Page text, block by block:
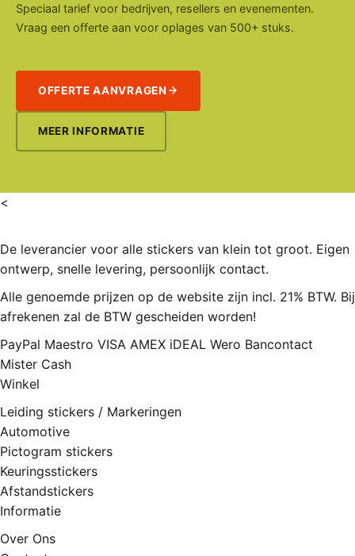
Speciaal tarief voor bedrijven, resellers en evenementen.
Vraag een offerte aan voor oplages van 500+ stuks.
OFFERTE AANVRAGEN
MEER INFORMATIE
<
De leverancier voor alle stickers van klein tot groot. Eigen
ontwerp, snelle levering, persoonlijk contact.
Alle genoemde prijzen op de website zijn incl. 21% BTW. Bij
afrekenen zal de BTW gescheiden worden!
PayPal Maestro VISA AMEX iDEAL Wero Bancontact
Mister Cash
Winkel
Leiding stickers / Markeringen
Automotive
Pictogram stickers
Keuringsstickers
Afstandstickers
Informatie
Over Ons